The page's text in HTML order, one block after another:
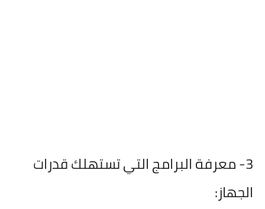
3- معرفة البرامج التي تستهلك قدرات
الجهاز: